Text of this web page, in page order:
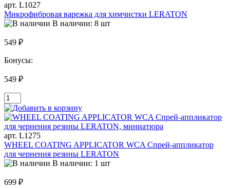
арт. L1027
Микрофибровая варежка для химчистки LERATON
В наличии: 8 шт
549 ₽
Бонусы:
549 ₽
арт. L1275
WHEEL COATING APPLICATOR WCA Спрей-аппликатор
для чернения резины LERATON
В наличии: 1 шт
699 ₽